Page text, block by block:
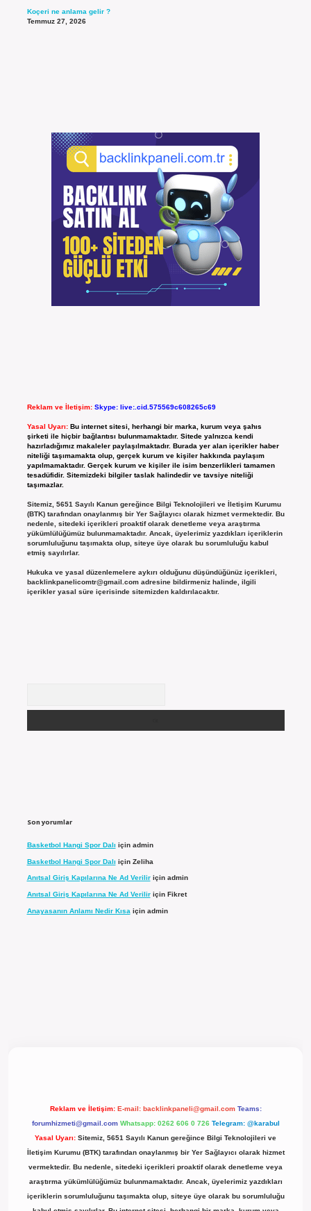
Koçeri ne anlama gelir ?
Temmuz 27, 2026
Reklam ve İletişim: Skype: live:.cid.575569c608265c69
Yasal Uyarı: Bu internet sitesi, herhangi bir marka, kurum veya şahıs
şirketi ile hiçbir bağlantısı bulunmamaktadır. Sitede yalnızca kendi
hazırladığımız makaleler paylaşılmaktadır. Burada yer alan içerikler haber
niteliği taşımamakta olup, gerçek kurum ve kişiler hakkında paylaşım
yapılmamaktadır. Gerçek kurum ve kişiler ile isim benzerlikleri tamamen
tesadüfidir. Sitemizdeki bilgiler taslak halindedir ve tavsiye niteliği
taşımazlar.
Sitemiz, 5651 Sayılı Kanun gereğince Bilgi Teknolojileri ve İletişim Kurumu
(BTK) tarafından onaylanmış bir Yer Sağlayıcı olarak hizmet vermektedir. Bu
nedenle, sitedeki içerikleri proaktif olarak denetleme veya araştırma
yükümlülüğümüz bulunmamaktadır. Ancak, üyelerimiz yazdıkları içeriklerin
sorumluluğunu taşımakta olup, siteye üye olarak bu sorumluluğu kabul
etmiş sayılırlar.
Hukuka ve yasal düzenlemelere aykırı olduğunu düşündüğünüz içerikleri,
backlinkpanelicomtr@gmail.comadresine bildirmeniz halinde, ilgili
içerikler yasal süre içerisinde sitemizden kaldırılacaktır.
Son yorumlar
Basketbol Hangi Spor Dalı için admin
Basketbol Hangi Spor Dalı için Zeliha
Anıtsal Giriş Kapılarına Ne Ad Veriliriçin admin
Anıtsal Giriş Kapılarına Ne Ad Veriliriçin Fikret
Anayasanın Anlamı Nedir Kısa için admin
Reklam ve İletişim: E-mail: backlinkpaneli@gmail.com Teams:
forumhizmeti@gmail.com Whatsapp: 0262 606 0 726 Telegram: @karabul
Yasal Uyarı: Sitemiz, 5651 Sayılı Kanun gereğince Bilgi Teknolojileri ve
İletişim Kurumu (BTK) tarafından onaylanmış bir Yer Sağlayıcı olarak hizmet
vermektedir. Bu nedenle, sitedeki içerikleri proaktif olarak denetleme veya
araştırma yükümlülüğümüz bulunmamaktadır. Ancak, üyelerimiz yazdıkları
içeriklerin sorumluluğunu taşımakta olup, siteye üye olarak bu sorumluluğu